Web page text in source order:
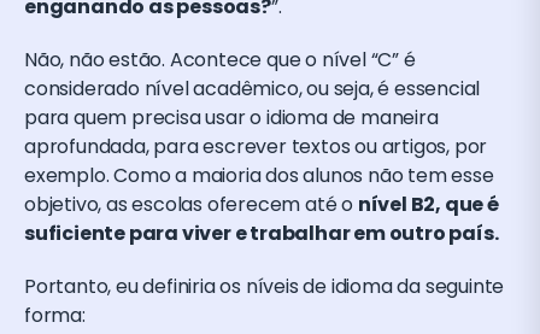
enganando as pessoas?”.
Não, não estão. Acontece que o nível “C” é
considerado nível acadêmico, ou seja, é essencial
para quem precisa usar o idioma de maneira
aprofundada, para escrever textos ou artigos, por
exemplo. Como a maioria dos alunos não tem esse
objetivo, as escolas oferecem até o nível B2, que é
suficiente para viver e trabalhar em outro país.
Portanto, eu definiria os níveis de idioma da seguinte
forma: